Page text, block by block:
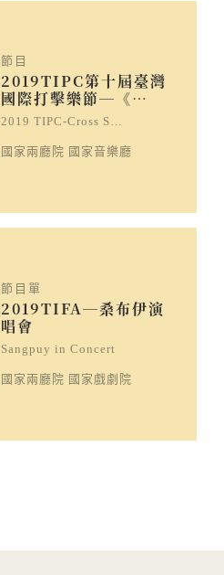
節目
2019TIPC第十屆臺灣
國際打擊樂節─《…
2019 TIPC-Cross S…
國家兩廳院 國家音樂廳
節目單
2019TIFA─桑布伊演
唱會
Sangpuy in Concert
國家兩廳院 國家戲劇院